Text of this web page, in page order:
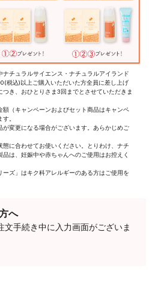
チュラルサイエンス・ナチュラルアイランド
税込)以上ご購入いただいた方全員に差し上げ
つき、おひとりさま3回までとさせていただきま
（キャンペーンおよびセット商品はキャンペ
。
変更になる場合がございます。あらかじめご
に合わせてお使いください。とりわけ、ナチ
は、妊娠中や赤ちゃんへのご使用はお控えく
ズ」はキク科アレルギーのある方はご使用を
へ
文手続き中に入力画面がございま